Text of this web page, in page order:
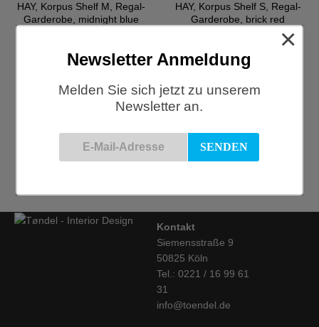
HAY, Korpus Shelf M, Regal-
Garderobe, midnight blue
HAY, Korpus Shelf S, Regal-
Garderobe, brick red
HAY, Korpus Shelf S, Regal-
119,00
HAY, Korpus Shelf S, Regal-
€119,00
Kontakt
Siemensstraße 9
50825 Köln
Tel.: 0221 / 16 99 61
31
info@toendel.de
Newsletter Anmeldung
Melden Sie sich jetzt zu unserem
Newsletter an.
×